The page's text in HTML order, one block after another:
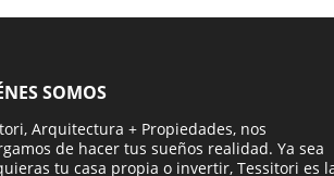
SOMOS
Arquitectura + Propiedades, nos
de hacer tus sueños realidad. Ya sea
tu casa propia o invertir, Tessitori es